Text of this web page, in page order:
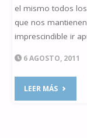
el mismo todos
que nos
imprescindible ir
6 AGOSTO, 2011
LEER MÁS